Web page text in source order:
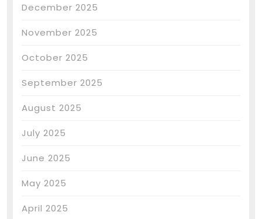
December 2025
November 2025
October 2025
September 2025
August 2025
July 2025
June 2025
May 2025
April 2025